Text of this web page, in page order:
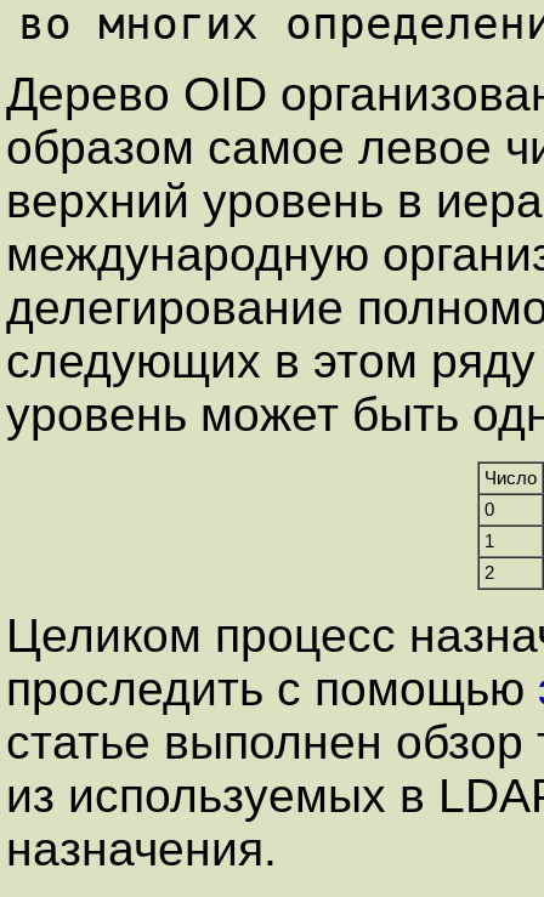
Дерево OID
образом самое левое
верхний уровень в
международную
делегирование
следующих в этом
уровень может быть
Число
0
1
2
Целиком процесс
проследить с помощью
статье выполнен
из используемых в
назначения.